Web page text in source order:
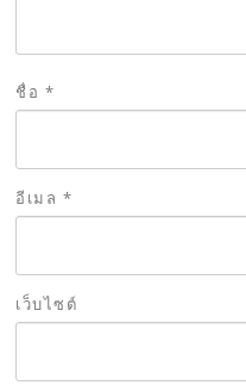
ชื่อ *
อีเมล *
เว็บไซต์